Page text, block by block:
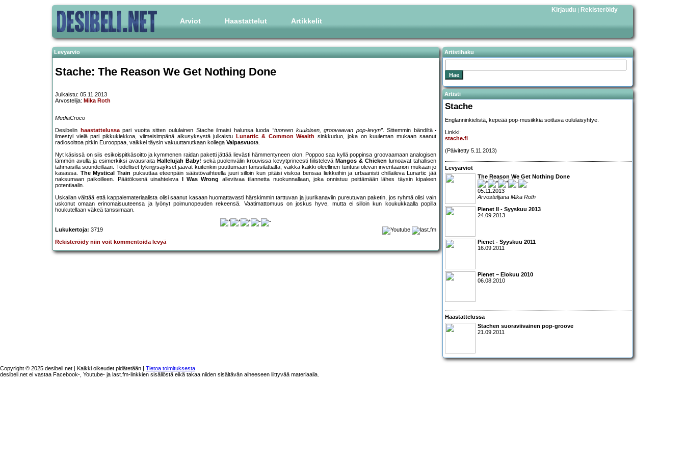
Arviot Haastattelut Artikkelit
Kirjaudu | Rekisteröidy
Levyarvio
Stache: The Reason We Get Nothing Done
Julkaistu: 05.11.2013
Arvostelija: Mika Roth
MediaCroco
Desibelin
haastattelussapari vuotta sitten oululainen Stache ilmaisi halunsa luoda ”tuoreen kuuloisen, groovaavan pop-levyn”. Sittemmin bändiltä
ilmestyi vielä pari pikkukiekkoa, viimeisimpänä alkusyksystä julkaistu
Lunartic & Common Wealth sinkkuduo, joka on kuuleman mukaan saanut
radiosoittoa pitkin Eurooppaa, vaikkei täysin vakuuttanutkaan kollega Valpasvuota.
Nyt käsissä on siis esikoispitkäsoitto ja kymmenen raidan paketti jättää lievästi hämmentyneen olon. Poppoo saa kyllä poppinsa groovaamaan analogisen
lämmön avulla ja esimerkiksi avausraita Hallelujah Baby! sekä puolenvälin krouvissa kevytprincesti fiilistelevä Mangos & Chicken lumoavat tahallisen
tahmaisilla soundeillaan. Todelliset tykinjysäykset jäävät kuitenkin puuttumaan tanssilattialta, vaikka kaikki oleellinen tuntuisi olevan inventaarion mukaan jo
kasassa. The Mystical Train puksuttaa eteenpäin säästövaihteella juuri silloin kun pitäisi viskoa bensaa liekkeihin ja urbaanisti chillaileva Lunartic jää
naksumaan paikoilleen. Päätöksenä uinahteleva
I Was Wrong
alleviivaa tilannetta nuokunnallaan, joka onnistuu peittämään lähes täysin kipaleen
potentiaalin.
Uskallan väittää että kappalemateriaalista olisi saanut kasaan huomattavasti härskimmin tarttuvan ja juurikanaviin pureutuvan paketin, jos ryhmä olisi vain
uskonut omaan erinomaisuuteensa ja lyönyt poimunopeuden rekeensä. Vaatimattomuus on joskus hyve, mutta ei silloin kun koukukkaalla popilla
houkutellaan väkeä tanssimaan.
Lukukertoja: 3719
Rekisteröidy niin voit kommentoida levyä
Artistihaku
Artisti
Stache
Englanninkielistä, kepeää pop-musiikkia soittava oululaisyhtye.
Linkki:
stache.fi
(Päivitetty 5.11.2013)
Levyarviot
The Reason We Get Nothing Done
05.11.2013
Arvostelijana Mika Roth
Pienet II - Syyskuu 2013
24.09.2013
Pienet - Syyskuu 2011
16.09.2011
Pienet – Elokuu 2010
06.08.2010
Haastattelussa
Stachen suoraviivainen pop-groove
21.09.2011
Copyright © 2025 desibeli.net | Kaikki oikeudet pidätetään | Tietoa toimituksesta
desibeli.net ei vastaa Facebook-, Youtube- ja last.fm-linkkien sisällöstä eikä takaa niiden sisältävän aiheeseen liittyvää materiaalia.